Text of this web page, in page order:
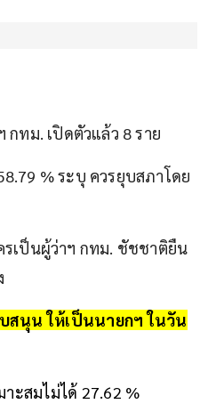
กทม. เปิดตัวแล้ว 8 ราย
% ระบุ ควรยุบสภาโดย
รเป็นผู้ว่าฯ กทม. ชัชชาติยืน
นุน ให้เป็นนายกฯ ในวัน
ะสมไม่ได้ 27.62 %